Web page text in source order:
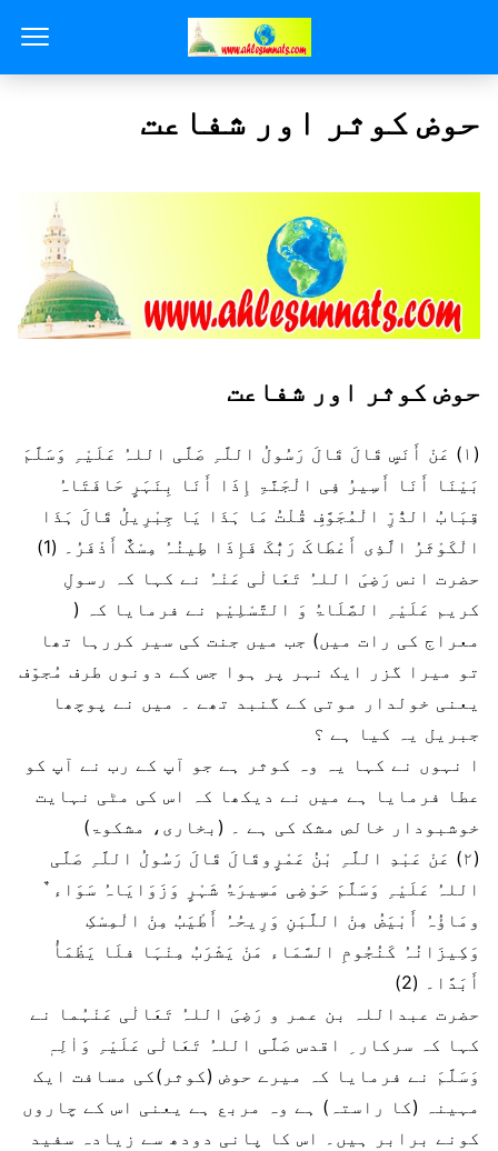
حوض کوثر اور شفاعت
حوض کوثر اور شفاعت
(۱) عَنْ أَنَسٍ قَالَ قَالَ رَسُولُ اللَّہِ صَلَّی اللہُ عَلَیْہِ وَسَلَّمَ
بَیْنَا أَنَا أَسِیرُ فِی الْجَنَّۃِ إِذَا أَنَا بِنَہَرٍ حَافَتَاہُ
قِبَابُ الدُّرِّ الْمُجَوَّفِ قُلْتُ مَا ہَذَا یَا جِبْرِیلُ قَالَ ہَذَا
الْکَوْثَرُ الَّذِی أَعْطَاکَ رَبُّکَ فَإِذَا طِینُہُ مِسْکٌ أَذْفَرُ۔ (1)
حضرت انس رَضِیَ اللہُ تَعَالٰی عَنْہُ نے کہا کہ رسولِ
کریم عَلَیْہِ الصَّلَاۃُ وَ التَّسْلِیْم نے فرمایا کہ (
معراج کی رات میں) جب میں جنت کی سیر کررہا تھا
تو میرا گزر ایک نہر پر ہوا جس کے دونوں طرف مُجوّف
یعنی خولدار موتی کے گنبد تھے ۔ میں نے پوچھا
جبریل یہ کیا ہے ؟
ا نہوں نے کہا یہ وہ کوثر ہے جو آپ کے رب نے آپ کو
عطا فرمایا ہے میں نے دیکھا کہ اس کی مٹی نہایت
خوشبودار خالص مشک کی ہے ۔ (بخاری، مشکوۃ)
(۲) عَنْ عَبْدِ اللَّہِ بْنُ عَمْرٍوقَالَ قَالَ رَسُولُ اللَّہِ صَلَّی
اللہُ عَلَیْہِ وَسَلَّمَ حَوْضِی مَسِیرَۃُ شَہْرٍ وَزَوَایَاہُ سَوَاء ٌ
ومَاؤُہُ أَبْیَضُ مِنْ اللَّبَنِ وَرِیحُہُ أَطْیَبُ مِنْ الْمِسْکِ
وَکِیزَانُہُ کَنُجُومِ السَّمَاء مَنْ یَشْرَبُ مِنْہَا فلَا یَظْمَأُ
أَبَدًا۔ (2)
حضرت عبداللہ بن عمر و رَضِیَ اللہُ تَعَالٰی عَنْہُما نے
کہا کہ سرکار ِ اقدس صَلَّی اللہُ تَعَالٰی عَلَیْہِ وَاٰلِہٖ
وَسَلَّمَ نے فرمایا کہ میرے حوض (کوثر)کی مسافت ایک
مہینہ (کا راستہ) ہے وہ مربع ہے یعنی اس کے چاروں
کونے برابر ہیں۔ اس کا پانی دودھ سے زیادہ سفید